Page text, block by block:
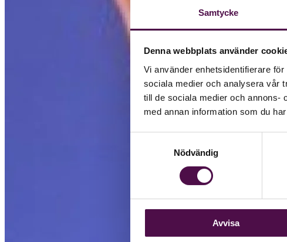
Samtycke
Denna webbplats använder
Vi använder enhetsidentifierare
sociala medier och analysera vår
till de sociala medier och annons-
med annan information som du
Nödvändig
Avvisa